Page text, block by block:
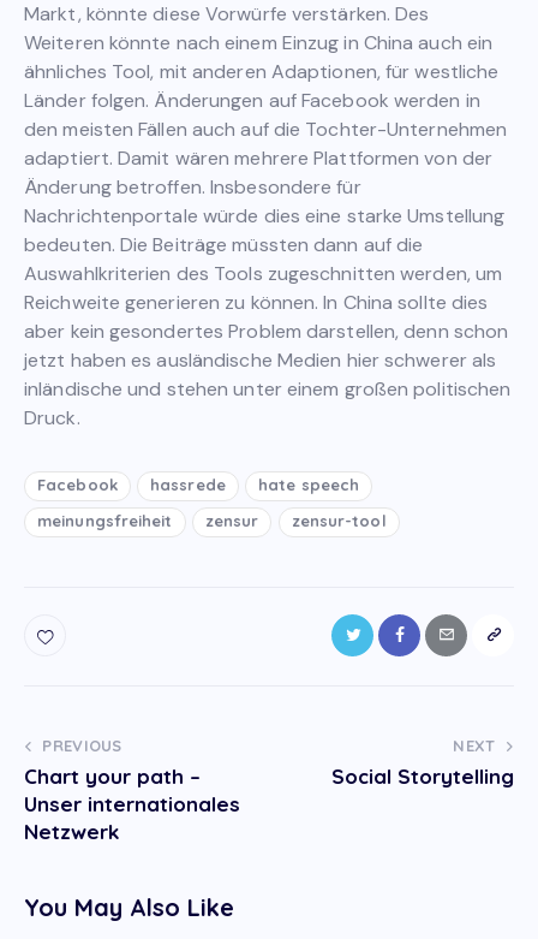
Markt, könnte diese Vorwürfe verstärken. Des
Weiteren könnte nach einem Einzug in China auch ein
ähnliches Tool, mit anderen Adaptionen, für westliche
Länder folgen. Änderungen auf Facebook werden in
den meisten Fällen auch auf die Tochter-Unternehmen
adaptiert. Damit wären mehrere Plattformen von der
Änderung betroffen. Insbesondere für
Nachrichtenportale würde dies eine starke Umstellung
bedeuten. Die Beiträge müssten dann auf die
Auswahlkriterien des Tools zugeschnitten werden, um
Reichweite generieren zu können. In China sollte dies
aber kein gesondertes Problem darstellen, denn schon
jetzt haben es ausländische Medien hier schwerer als
inländische und stehen unter einem großen politischen
Druck.
Facebook hassrede
hate speech
meinungsfreiheit
zensur zensur-tool
Post
navigation
PREVIOUS
Chart your path –
Unser internationales
Netzwerk
NEXT
Social Storytelling
You May Also Like